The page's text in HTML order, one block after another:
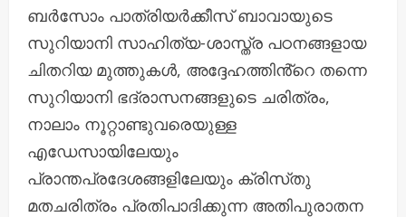
ബർസോം പാത്രിയർക്കീസ് ബാവായുടെ
സുറിയാനി സാഹിത്യ-ശാസ്ത്ര പഠനങ്ങളായ
ചിതറിയ മുത്തുകൾ, അദ്ദേഹത്തിൻ്റെ തന്നെ
സുറിയാനി ഭദ്രാസനങ്ങളുടെ ചരിത്രം,
നാലാം നൂറ്റാണ്ടുവരെയുള്ള
എഡേസായിലേയും
പ്രാന്തപ്രദേശങ്ങളിലേയും ക്രിസ്‌തു
മതചരിത്രം പ്രതിപാദിക്കുന്ന അതിപുരാതന